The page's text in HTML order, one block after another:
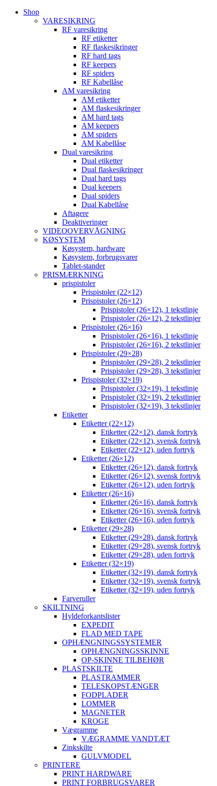
Shop
VARESIKRING
RF varesikring
RF etiketter
RF flaskesikringer
RF hard tags
RF keepers
RF spiders
RF Kabellåse
AM varesikring
AM etiketter
AM flaskesikringer
AM hard tags
AM keepers
AM spiders
AM Kabellåse
Dual varesikring
Dual etiketter
Dual flaskesikringer
Dual hard tags
Dual keepers
Dual spiders
Dual Kabellåse
Aftagere
Deaktiveringer
VIDEOOVERVÅGNING
KØSYSTEM
Køsystem, hardware
Køsystem, forbrugsvarer
Tablet-stander
PRISMÆRKNING
prispistoler
Prispistoler (22×12)
Prispistoler (26×12)
Prispistoler (26×12), 1 tekstlinje
Prispistoler (26×12), 2 tekstlinjer
Prispistoler (26×16)
Prispistoler (26×16), 1 tekstlinje
Prispistoler (26×16), 2 tekstlinjer
Prispistoler (29×28)
Prispistoler (29×28), 2 tekstlinjer
Prispistoler (29×28), 3 tekstlinjer
Prispistoler (32×19)
Prispistoler (32×19), 1 tekstlinje
Prispistoler (32×19), 2 tekstlinjer
Prispistoler (32×19), 3 tekstlinjer
Etiketter
Etiketter (22×12)
Etiketter (22×12), dansk fortryk
Etiketter (22×12), svensk fortryk
Etiketter (22×12), uden fortryk
Etiketter (26×12)
Etiketter (26×12), dansk fortryk
Etiketter (26×12), svensk fortryk
Etiketter (26×12), uden fortryk
Etiketter (26×16)
Etiketter (26×16), dansk fortryk
Etiketter (26×16), svensk fortryk
Etiketter (26×16), uden fortryk
Etiketter (29×28)
Etiketter (29×28), dansk fortryk
Etiketter (29×28), svensk fortryk
Etiketter (29×28), uden fortryk
Etiketter (32×19)
Etiketter (32×19), dansk fortryk
Etiketter (32×19), svensk fortryk
Etiketter (32×19), uden fortryk
Farveruller
SKILTNING
Hyldeforkantslister
EXPEDIT
FLAD MED TAPE
OPHÆNGNINGSSYSTEMER
OPHÆNGNINGSSKINNE
OP-SKINNE TILBEHØR
PLASTSKILTE
PLASTRAMMER
TELESKOPSTÆNGER
FODPLADER
LOMMER
MAGNETER
KROGE
Vægramme
VÆGRAMME VANDTÆT
Zinkskilte
GULVMODEL
PRINTERE
PRINT HARDWARE
PRINT FORBRUGSVARER